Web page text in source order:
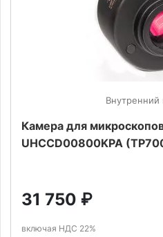
Внутренний
Камера для
UHCCD00800KPA
31 750 ₽
включая НДС 22%